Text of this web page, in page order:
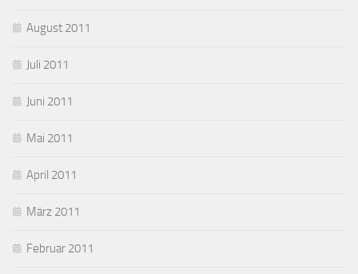
August 2011
Juli 2011
Juni 2011
Mai 2011
April 2011
März 2011
Februar 2011